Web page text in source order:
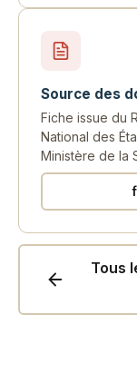
Source des
Fiche issue du
National des
Ministère de la
Tous